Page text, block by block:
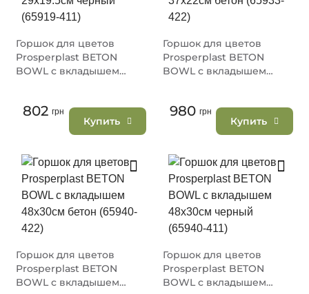
Горшок для цветов
Prosperplast BETON
BOWL с вкладышем
802 грн
Купить
Горшок для цветов
Prosperplast BETON
BOWL с вкладышем
980 грн
Купить
Горшок для цветов
Prosperplast BETON
BOWL с вкладышем
Горшок для цветов
Prosperplast BETON
BOWL с вкладышем